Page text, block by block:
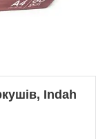
Indah